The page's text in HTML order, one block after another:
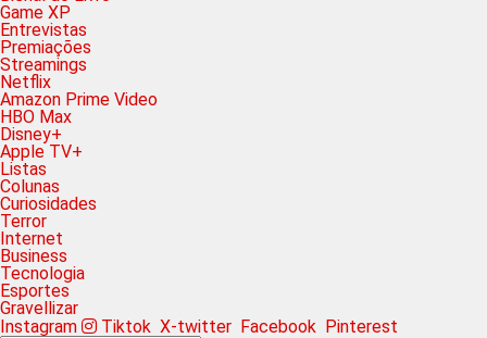
Game XP
Entrevistas
Premiações
Streamings
Netflix
Amazon Prime Video
HBO Max
Disney+
Apple TV+
Listas
Colunas
Curiosidades
Terror
Internet
Business
Tecnologia
Esportes
Gravellizar
Instagram
Tiktok X-twitter Facebook Pinterest